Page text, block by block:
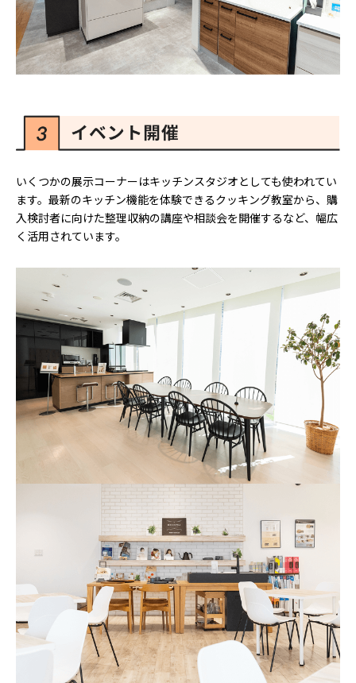
いくつかの展示コーナーはキッチンスタジオとしても使われてい
ます。最新のキッチン機能を体験できるクッキング教室から、購
入検討者に向けた整理収納の講座や相談会を開催するなど、幅広
く活用されています。